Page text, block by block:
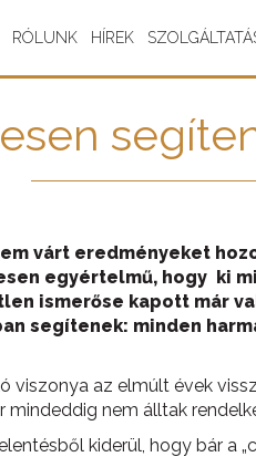
RÓLUNK HÍREK
várt eredményeket
egyértelmű, hogy ki
ismerőse kapott már
segítenek: minden
viszonya az elmúlt évek
nem álltak
kiderül, hogy bár a